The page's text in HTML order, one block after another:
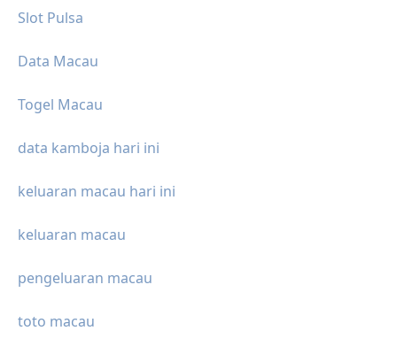
Slot Pulsa
Data Macau
Togel Macau
data kamboja hari ini
keluaran macau hari ini
keluaran macau
pengeluaran macau
toto macau